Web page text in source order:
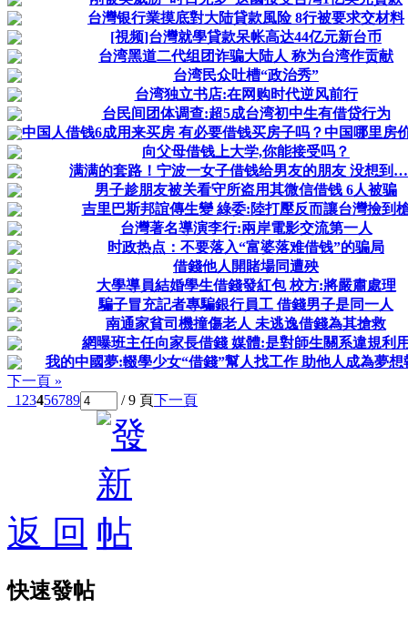
台灣银行業摸底對大陆貸款風险 8行被要求交材料
[視频]台灣就學貸款呆帐高达44亿元新台币
台湾黑道二代组团诈骗大陆人 称为台湾作贡献
台湾民众吐槽“政治秀”
台湾独立书店:在网购时代逆风前行
台民间团体调查:超5成台湾初中生有借贷行为
中国人借钱6成用来买房 有必要借钱买房子吗？中国哪里房
向父母借钱上大学,你能接受吗？
满满的套路！宁波一女子借钱给男友的朋友 没想
男子趁朋友被关看守所盗用其微信借钱 6人被骗
吉里巴斯邦誼傳生變 綠委:陸打壓反而讓台灣撿到
台灣著名導演李行:兩岸電影交流第一人
时政热点：不要落入“富婆落难借钱”的骗局
借錢他人開賭場同遭殃
大學導員結婚學生借錢發紅包 校方:將嚴肅處理
騙子冒充記者專騙銀行員工 借錢男子是同一人
南通家貧司機撞傷老人 未逃逸借錢為其搶救
網曝班主任向家長借錢 媒體:是對師生關系違規利
我的中國夢:輟學少女“借錢”幫人找工作 助他人成為夢想
下一頁 »
1 23456789 / 9 頁下一頁
返 回
快速發帖